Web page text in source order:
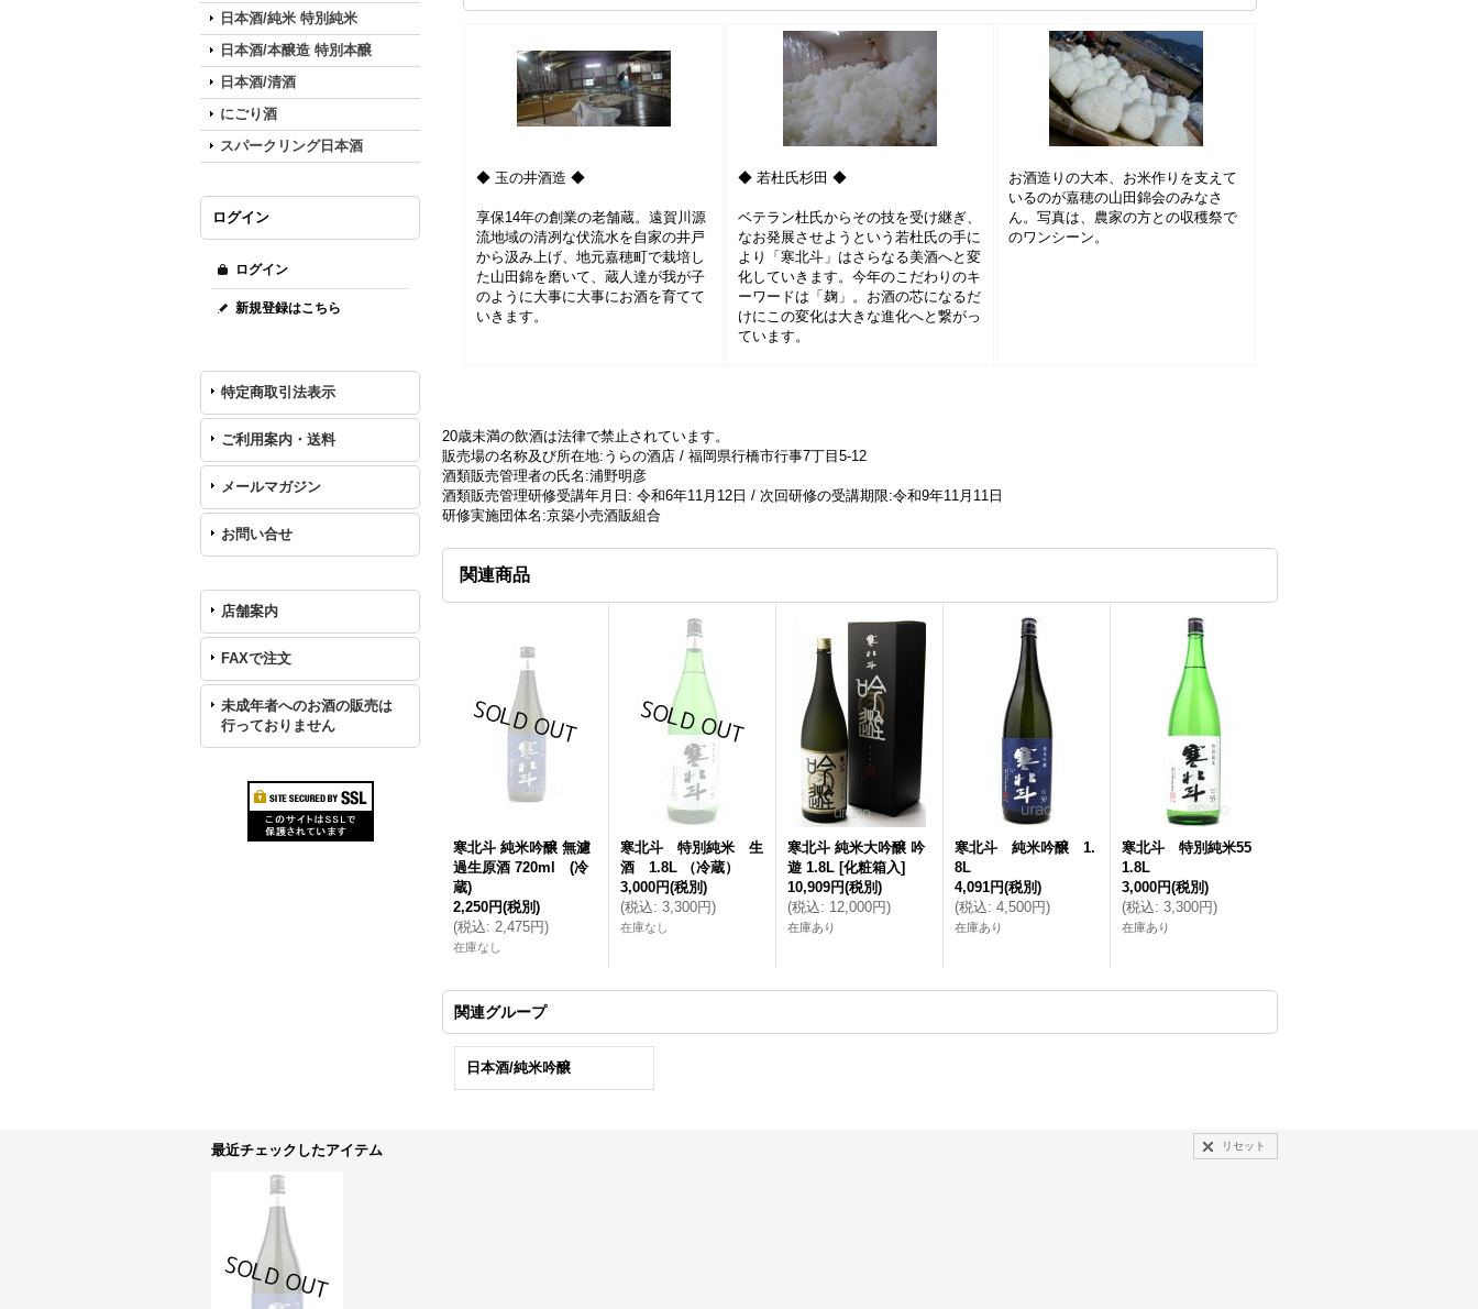
日本酒/純米 特別純米
日本酒/本醸造 特別本醸
日本酒/清酒
にごり酒
スパークリング日本酒
ログイン
ログイン
新規登録はこちら
特定商取引法表示
ご利用案内・送料
メールマガジン
お問い合せ
店舗案内
FAXで注文
未成年者へのお酒の販売は
行っておりません
◆ 玉の井酒造 ◆
享保14年の創業の老舗蔵。遠賀川源
流地域の清冽な伏流水を自家の井戸
から汲み上げ、地元嘉穂町で栽培し
た山田錦を磨いて、蔵人達が我が子
のように大事に大事にお酒を育てて
いきます。
◆ 若杜氏杉田 ◆
ベテラン杜氏からその技を受け継ぎ、
なお発展させようという若杜氏の手に
より「寒北斗」はさらなる美酒へと変
化していきます。今年のこだわりのキ
ーワードは「麹」。お酒の芯になるだ
けにこの変化は大きな進化へと繋がっ
ています。
お酒造りの大本、お米作りを支えて
いるのが嘉穂の山田錦会のみなさ
ん。写真は、農家の方との収穫祭で
のワンシーン。
20歳未満の飲酒は法律で禁止されています。
販売場の名称及び所在地:うらの酒店 / 福岡県行橋市行事7丁目5-12
酒類販売管理者の氏名:浦野明彦
酒類販売管理研修受講年月日: 令和6年11月12日 / 次回研修の受講期限:令和9年11月11日
研修実施団体名:京築小売酒販組合
関連商品
寒北斗 純米吟醸 無濾
過生原酒 720ml (冷
蔵)
2,250円(税別)
(税込: 2,475円)
在庫なし
寒北斗 特別純米 生
酒 1.8L （冷蔵）
3,000円(税別)
(税込: 3,300円)
在庫なし
寒北斗 純米大吟醸 吟
遊 1.8L [化粧箱入]
10,909円(税別)
(税込: 12,000円)
在庫あり
寒北斗 純米吟醸 1.
8L
4,091円(税別)
(税込: 4,500円)
在庫あり
寒北斗 特別純米55
1.8L
3,000円(税別)
(税込: 3,300円)
在庫あり
関連グループ
日本酒/純米吟醸
最近チェックしたアイテム リセット